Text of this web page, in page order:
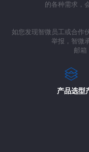
的各种需求，
如您发现智微员工或合作
举报，智微
邮箱
产品选型